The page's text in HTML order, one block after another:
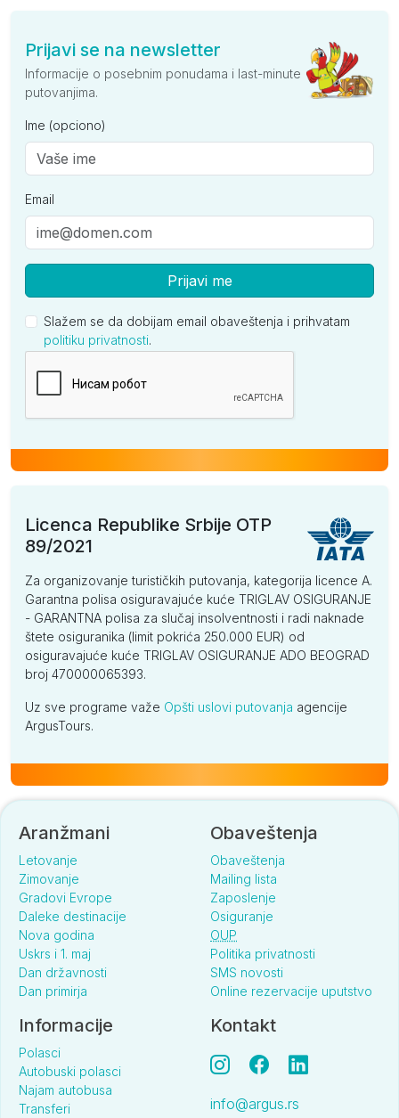
Prijavi se na newsletter
Informacije o posebnim ponudama i last-minute
putovanjima.
Ime (opciono)
Email
Prijavi me
Slažem se da dobijam email obaveštenja i prihvatam
politiku privatnosti.
Licenca Republike Srbije OTP
89/2021
Za organizovanje turističkih putovanja, kategorija licence A.
Garantna polisa osiguravajuće kuće TRIGLAV OSIGURANJE
- GARANTNA polisa za slučaj insolventnosti i radi naknade
štete osiguranika (limit pokrića 250.000 EUR) od
osiguravajuće kuće TRIGLAV OSIGURANJE ADO BEOGRAD
broj 470000065393.
Uz sve programe važe Opšti uslovi putovanja agencije
ArgusTours.
Aranžmani
Letovanje
Zimovanje
Gradovi Evrope
Daleke destinacije
Nova godina
Uskrs i 1. maj
Dan državnosti
Dan primirja
Obaveštenja
Obaveštenja
Mailing lista
Zaposlenje
Osiguranje
OUP
Politika privatnosti
SMS novosti
Online rezervacije uputstvo
Informacije
Polasci
Autobuski polasci
Najam autobusa
Transferi
Kontakt
info@argus.rs